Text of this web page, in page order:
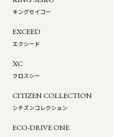
キングセイコー
EXCEED
エクシード
XC
クロスシー
CITIZEN COLLECTION
シチズンコレクション
ECO-DRIVE ONE